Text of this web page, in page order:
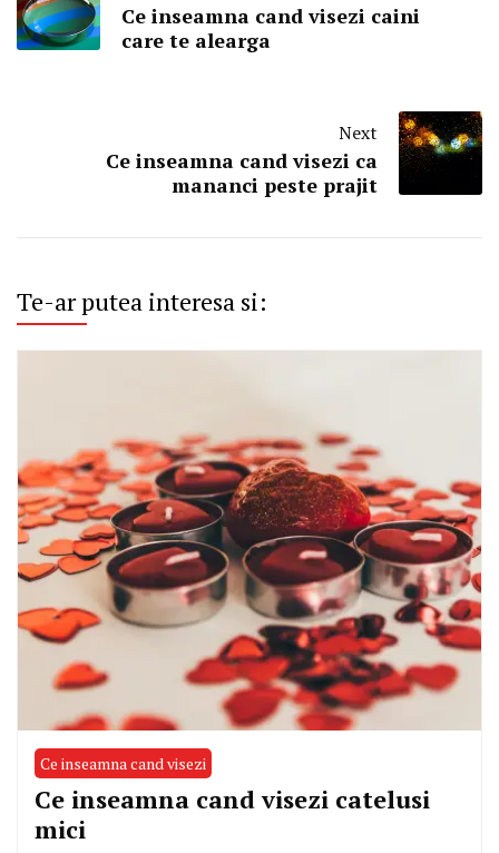
Ce inseamna cand visezi caini
care te alearga
Next
Ce inseamna cand visezi ca
mananci peste prajit
Te-ar putea interesa si:
Ce inseamna cand visezi
Ce inseamna cand visezi catelusi
mici